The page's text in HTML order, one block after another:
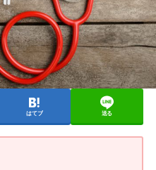
はてブ 送る